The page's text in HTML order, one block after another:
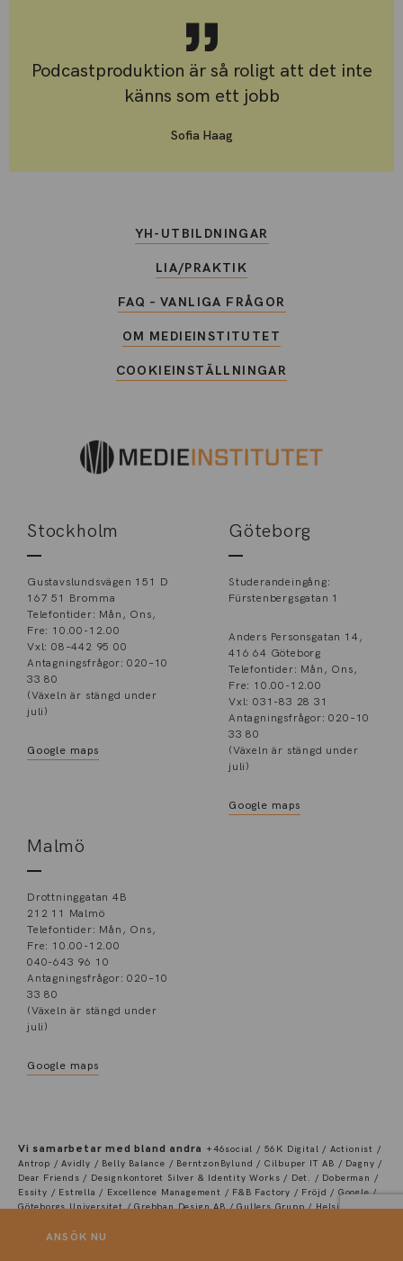
ANSÖK NU
Podcastproduktion är så roligt att det inte
känns som ett jobb
Sofia Haag
YH-UTBILDNINGAR
LIA/PRAKTIK
FAQ – VANLIGA FRÅGOR
OM MEDIEINSTITUTET
COOKIEINSTÄLLNINGAR
Stockholm
Gustavslundsvägen 151 D
167 51 Bromma
Telefontider: Mån, Ons,
Fre: 10.00-12.00
Vxl: 08–442 95 00
Antagningsfrågor: 020–10
33 80
(Växeln är stängd under
juli)
Google maps
Göteborg
Studerandeingång:
Fürstenbergsgatan 1
Anders Personsgatan 14,
416 64 Göteborg
Telefontider: Mån, Ons,
Fre: 10.00-12.00
Vxl: 031-83 28 31
Antagningsfrågor: 020–10
33 80
(Växeln är stängd under
juli)
Google maps
Malmö
Drottninggatan 4B
212 11 Malmö
Telefontider: Mån, Ons,
Fre: 10.00-12.00
040-643 96 10
Antagningsfrågor: 020–10
33 80
(Växeln är stängd under
juli)
Google maps
Vi samarbetar med bland andra +46social / 56K Digital / Actionist /
Antrop / Avidly / Belly Balance / BerntzonBylund / Cilbuper IT AB / Dagny /
Dear Friends / Designkontoret Silver & Identity Works / Det. / Doberman /
Essity / Estrella / Excellence Management / F&B Factory / Fröjd / Google /
Göteborgs Universitet / Grebban Design AB / Gullers Grupp / Helsingborg
MediaCom / Microsoft / Minnesota / MQ / Neovici / New Republic / Nexer /